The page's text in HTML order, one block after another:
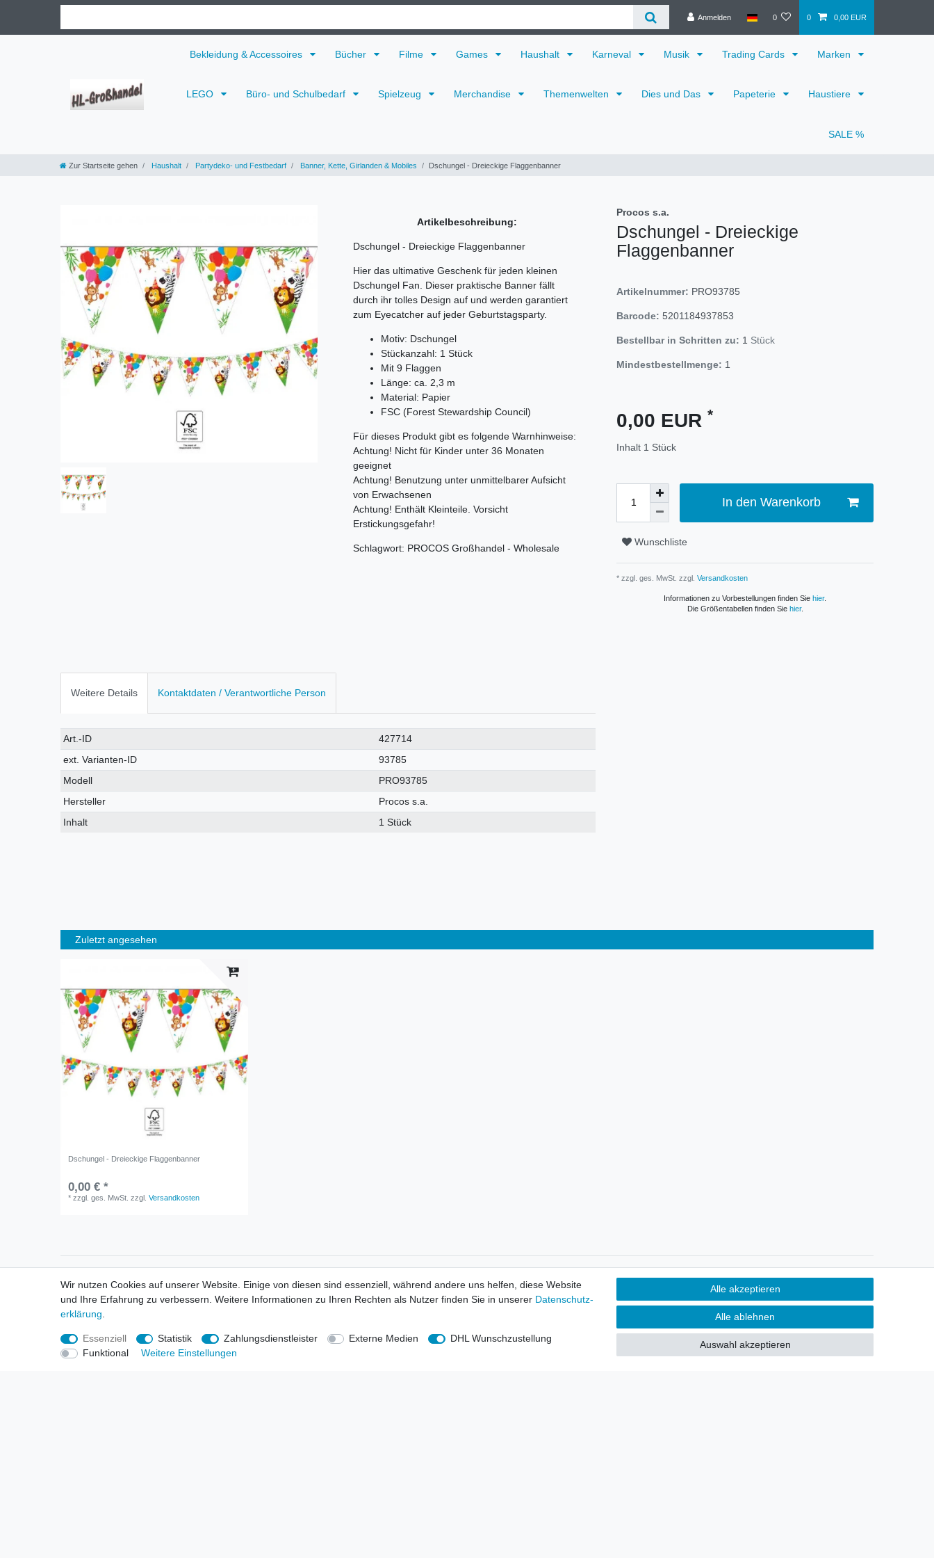
Anmelden 0 0 0,00 EUR
Bekleidung & Accessoires Bücher Filme Games Haushalt Karneval Musik Trading Cards Marken
LEGO Büro- und Schulbedarf Spielzeug Merchandise Themenwelten Dies und Das Papeterie Haustiere
SALE %
Zur Startseite gehen Haushalt Partydeko- und Festbedarf Banner, Kette, Girlanden & Mobiles Dschungel - Dreieckige Flaggenbanner
Artikelbeschreibung:
Dschungel - Dreieckige Flaggenbanner
Hier das ultimative Geschenk für jeden kleinen
Dschungel Fan. Dieser praktische Banner fällt
durch ihr tolles Design auf und werden garantiert
zum Eyecatcher auf jeder Geburtstagsparty.
Motiv: Dschungel
Stückanzahl: 1 Stück
Mit 9 Flaggen
Länge: ca. 2,3 m
Material: Papier
FSC (Forest Stewardship Council)
Für dieses Produkt gibt es folgende Warnhinweise:
Achtung! Nicht für Kinder unter 36 Monaten
geeignet
Achtung! Benutzung unter unmittelbarer Aufsicht
von Erwachsenen
Achtung! Enthält Kleinteile. Vorsicht
Erstickungsgefahr!
Schlagwort: PROCOS Großhandel - Wholesale
Procos s.a.
Dschungel - Dreieckige
Flaggenbanner
Artikelnummer: PRO93785
Barcode: 5201184937853
Bestellbar in Schritten zu: 1 Stück
Mindestbestellmenge: 1
0,00 EUR *
Inhalt 1 Stück
In den Warenkorb
Wunschliste
* zzgl. ges. MwSt. zzgl. Versandkosten
Informationen zu Vorbestellungen finden Sie hier.
Die Größentabellen finden Sie hier.
Weitere Details Kontaktdaten / Verantwortliche Person
Technisches
Merkmal
Wert
Art.-ID
427714
ext. Varianten-ID
93785
Modell
PRO93785
Hersteller
Procos s.a.
Inhalt
1 Stück
Zuletzt angesehen
Dschungel - Dreieckige Flaggenbanner
0,00 € *
*zzgl. ges. MwSt. zzgl.Versandkosten
Informationen
Neukunden / New Accounts
Zahlung
Versandkosten
Entsorgungs- & Umweltbestimmungen
Größentabellen
Informationen
Händlerbund - rechtssicher verkaufen
Produkt-Kataloge
Über uns
Wir versenden mit
Sie möchten über neu eingetroffene
Lagerware oder Neuheiten
allgemein informiert werden?
Wir nutzen Cookies auf unserer Website. Einige von diesen sind essenziell, während andere uns helfen, diese Website
und Ihre Erfahrung zu verbessern. Weitere Informationen zu Ihren Rechten als Nutzer finden Sie in unserer Daten­schutz­
erklärung
Essenziell Statistik Zahlungsdienstleister Externe Medien
DHL Wunschzustellung
Funktional
Weitere Einstellungen
Alle akzeptieren
Alle ablehnen
Auswahl akzeptieren